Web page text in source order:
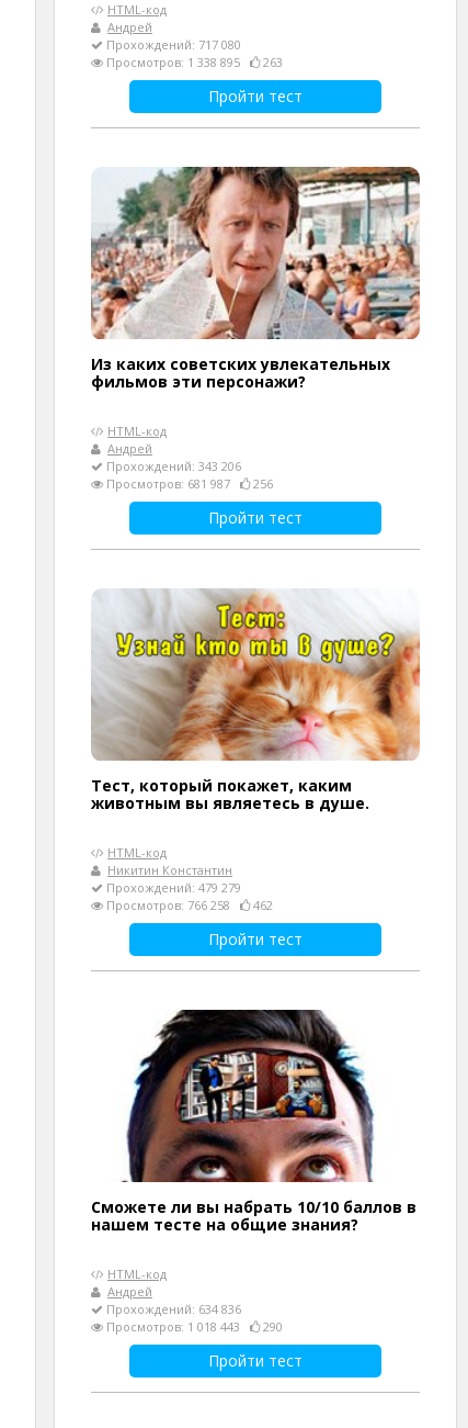
HTML-код
Андрей
Прохождений: 717 080
Просмотров: 1 338 895
263
Пройти тест
Из каких советских увлекательных
фильмов эти персонажи?
HTML-код
Андрей
Прохождений: 343 206
Просмотров: 681 987
256
Пройти тест
Тест, который покажет, каким
животным вы являетесь в душе.
HTML-код
Никитин Константин
Прохождений: 479 279
Просмотров: 766 258
462
Пройти тест
Сможете ли вы набрать 10/10 баллов в
нашем тесте на общие знания?
HTML-код
Андрей
Прохождений: 634 836
Просмотров: 1 018 443
290
Пройти тест